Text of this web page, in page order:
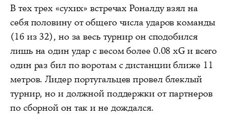
В тех трех «сухих» встречах Роналду взял на
себя половину от общего числа ударов команды
(16 из 32), но за весь турнир он сподобился
лишь на один удар с весом более 0.08 xG и всего
один раз бил по воротам с дистанции ближе 11
метров. Лидер португальцев провел блеклый
турнир, но и должной поддержки от партнеров
по сборной он так и не дождался.